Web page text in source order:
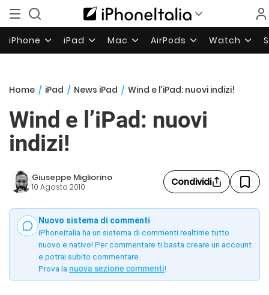
iPhone iPad Mac AirPods Watch
Home / iPad / News iPad / Wind e l’iPad: nuovi indizi!
Wind e l’iPad: nuovi
indizi!
Giuseppe Migliorino
10 Agosto 2010 Condividi
Nuovo sistema di commenti
iPhoneItalia ha un sistema di commenti realtime tutto
nuovo e nativo! Per commentare ti basta creare un account
e potrai subito commentare.
Prova la nuova sezione commenti!